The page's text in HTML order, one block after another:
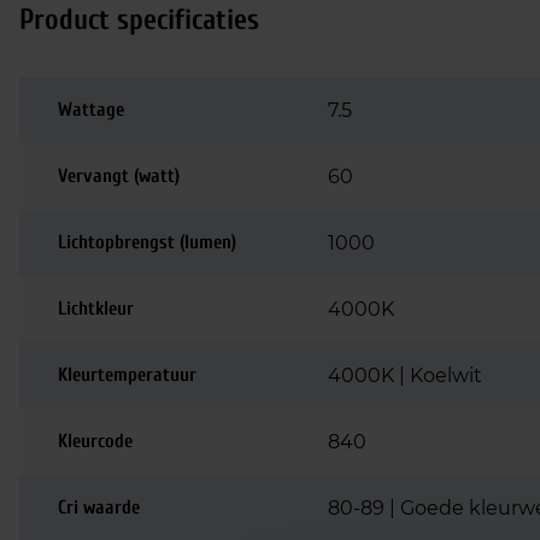
Product specificaties
Wattage 7.5
Vervangt (watt) 60
Lichtopbrengst (lumen) 1000
Lichtkleur 4000K
Kleurtemperatuur 4000K | Koelwit
Kleurcode 840
Cri waarde 80-89 | Goede